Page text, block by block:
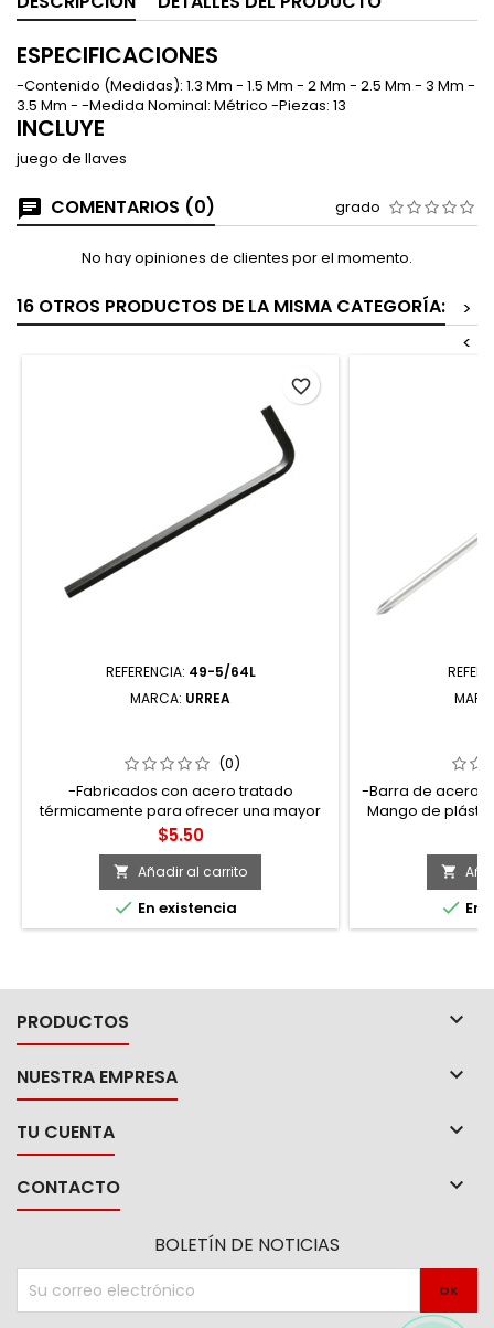
ESPECIFICACIONES
-Contenido (Medidas): 1.3 Mm - 1.5 Mm - 2 Mm - 2.5 Mm - 3 Mm -
3.5 Mm - -Medida Nominal: Métrico -Piezas: 13
INCLUYE
juego de llaves
COMENTARIOS (0) grado
No hay opiniones de clientes por el momento.
16 OTROS PRODUCTOS DE LA MISMA CATEGORÍA:
>
<
REFERENCIA: 49-5/64L
MARCA: URREA
(0)
-Fabricados con acero tratado
térmicamente para ofrecer una mayor
fuerza. -Terminado que ofrece una
mayor resistencia a la corrosión. -Marca
Urrea. -Uso industrial.
Precio
$5.50
 Añadir al carrito
 En existencia
favorite_border
-Barra de acero
Mango de
ensamble,
gire la

 En
PRODUCTOS 
NUESTRA EMPRESA 
TU CUENTA 
CONTACTO 
BOLETÍN DE NOTICIAS